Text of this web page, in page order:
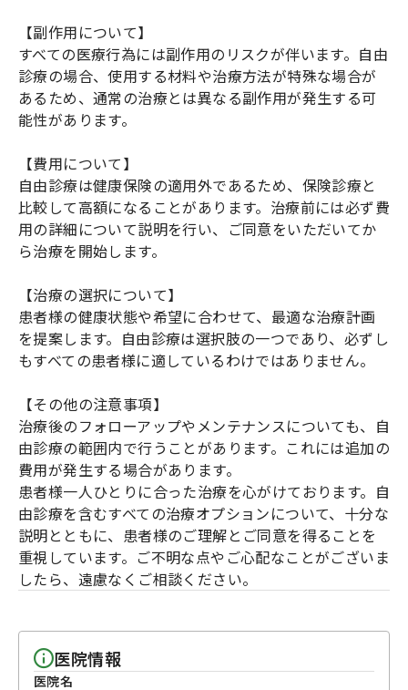
【副作用について】
すべての医療行為には副作用のリスクが伴います。自由
診療の場合、使用する材料や治療方法が特殊な場合が
あるため、通常の治療とは異なる副作用が発生する可
能性があります。
【費用について】
自由診療は健康保険の適用外であるため、保険診療と
比較して高額になることがあります。治療前には必ず費
用の詳細について説明を行い、ご同意をいただいてか
ら治療を開始します。
【治療の選択について】
患者様の健康状態や希望に合わせて、最適な治療計画
を提案します。自由診療は選択肢の一つであり、必ずし
もすべての患者様に適しているわけではありません。
【その他の注意事項】
治療後のフォローアップやメンテナンスについても、自
由診療の範囲内で行うことがあります。これには追加の
費用が発生する場合があります。
患者様一人ひとりに合った治療を心がけております。自
由診療を含むすべての治療オプションについて、十分な
説明とともに、患者様のご理解とご同意を得ることを
重視しています。ご不明な点やご心配なことがございま
したら、遠慮なくご相談ください。
医院情報
医院名